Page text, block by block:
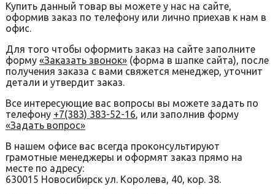
Купить данный товар вы можете у нас на сайте,
оформив заказ по телефону или лично приехав к нам в
офис.
Для того чтобы оформить заказ на сайте заполните
форму «Заказать звонок» (форма в шапке сайта), после
получения заказа с вами свяжется менеджер, уточнит
детали и утвердит заказ.
Все интересующие вас вопросы вы можете задать по
телефону +7(383) 383-52-16, или заполнив форму
«Задать вопрос»
В нашем офисе вас всегда проконсультируют
грамотные менеджеры и оформят заказ прямо на
месте по адресу:
630015 Новосибирск ул. Королева, 40, кор. 38.